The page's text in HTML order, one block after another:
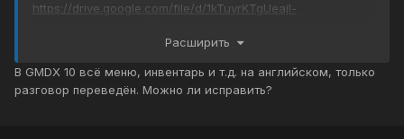
https://drive.google.com/file/d/1kTuyrKTgUeajl-
только на легкой сложности), так что большинство
глюков, надеюсь, выловил. RSD запускал только на
Расширить
В GMDX 10 всё меню, инвентарь и т.д. на английском, только
разговор переведён. Можно ли исправить?